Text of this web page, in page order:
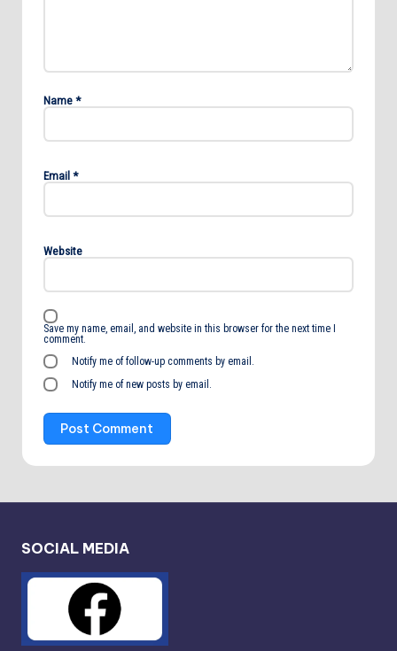
Name *
Email *
Website
Save my name, email, and website in this browser for the next time I
comment.
Notify me of follow-up comments by email.
Notify me of new posts by email.
SOCIAL MEDIA